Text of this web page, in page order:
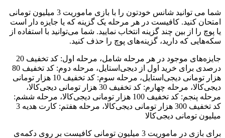
شما می توانید شانس خودتون را با بازی ماموریت 3 میلیون تومانی
امتحان کنید. کافیست در هر مرحله یک گزینه که یا جایزه دار است
یا پوچ را از بین چند گزینه انتخاب نمایید. شما می‌توانید با استفاده از
سکه‌هایی که دارید، گزینه‌های پوچ را حذف کنید.
جایزه‌های موجود در هر مرحله شامل، مرحله اول: کد تخفیف 20
درصدی برای خرید اول از دیجی‌استایل، مرحله دوم: کد تخفیف 80
هزار تومانی دیجی‌استایل، مرحله سوم: کد تخفیف 10 هزار تومانی
دیجی‌کالا، مرحله چهارم: کد تخفیف 30 هزار تومانی دیجی‌کالا،
مرحله پنجم: کد تخفیف 100 هزار تومانی دیجی‌کالا، مرحله ششم:
کد تخفیف 300 هزار تومانی دیجی‌کالا، مرحله هفتم: کارت هدیه 3
میلیون تومانی دیجی‌کالا
برای بازی در ماموریت 3 میلیون تومانی کافیست بر روی دکمه‌ی